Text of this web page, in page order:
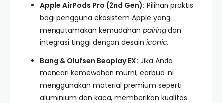
Apple AirPods Pro (2nd Gen): Pilihan praktis
bagi pengguna ekosistem Apple yang
mengutamakan kemudahan pairing dan
integrasi tinggi dengan desain iconic.
Bang & Olufsen Beoplay EX: Jika Anda
mencari kemewahan murni, earbud ini
menggunakan material premium seperti
aluminium dan kaca, memberikan kualitas